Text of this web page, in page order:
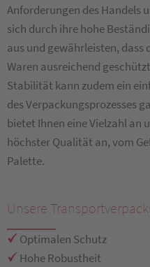
Anforderungen des Handels
sich durch ihre hohe
aus und gewährleisten,
Waren ausreichend
Stabilität kann zudem ein
des Verpackungsprozesses
bietet Ihnen eine Vielzahl an
höchster Qualität an, vom
Palette.
Unsere
Optimalen Schutz
Hohe Robustheit